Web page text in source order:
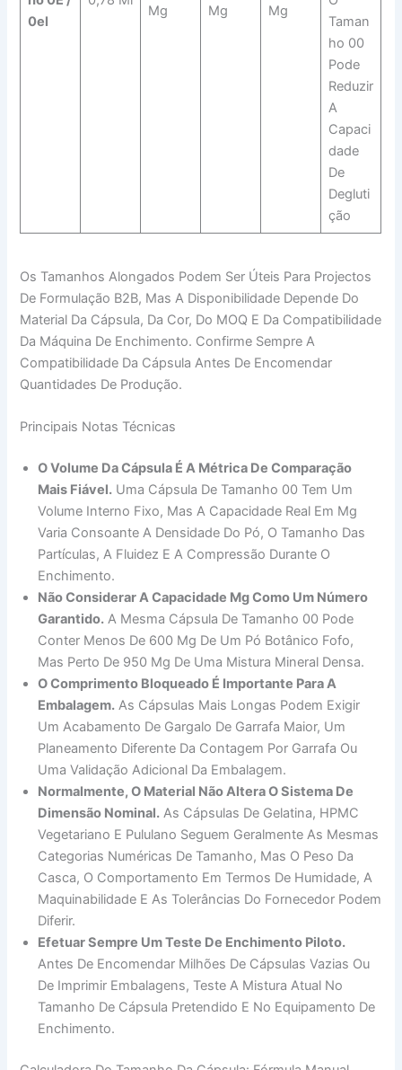
0el
Mg
Mg
Mg
Taman
Ho 00
Pode
Reduzir
A
Capaci
Dade
De
Degluti
Ção
Os Tamanhos Alongados Podem Ser Úteis Para Projectos
De Formulação B2B, Mas A Disponibilidade Depende Do
Material Da Cápsula, Da Cor, Do MOQ E Da Compatibilidade
Da Máquina De Enchimento. Confirme Sempre A
Compatibilidade Da Cápsula Antes De Encomendar
Quantidades De Produção.
Principais Notas Técnicas
O Volume Da Cápsula É A Métrica De Comparação
Mais Fiável. Uma Cápsula De Tamanho 00 Tem Um
Volume Interno Fixo, Mas A Capacidade Real Em Mg
Varia Consoante A Densidade Do Pó, O Tamanho Das
Partículas, A Fluidez E A Compressão Durante O
Enchimento.
Não Considerar A Capacidade Mg Como Um Número
Garantido. A Mesma Cápsula De Tamanho 00 Pode
Conter Menos De 600 Mg De Um Pó Botânico Fofo,
Mas Perto De 950 Mg De Uma Mistura Mineral Densa.
O Comprimento Bloqueado É Importante Para A
Embalagem. As Cápsulas Mais Longas Podem Exigir
Um Acabamento De Gargalo De Garrafa Maior, Um
Planeamento Diferente Da Contagem Por Garrafa Ou
Uma Validação Adicional Da Embalagem.
Normalmente, O Material Não Altera O Sistema De
Dimensão Nominal. As Cápsulas De Gelatina, HPMC
Vegetariano E Pululano Seguem Geralmente As Mesmas
Categorias Numéricas De Tamanho, Mas O Peso Da
Casca, O Comportamento Em Termos De Humidade, A
Maquinabilidade E As Tolerâncias Do Fornecedor Podem
Diferir.
Efetuar Sempre Um Teste De Enchimento Piloto.
Antes De Encomendar Milhões De Cápsulas Vazias Ou
De Imprimir Embalagens, Teste A Mistura Atual No
Tamanho De Cápsula Pretendido E No Equipamento De
Enchimento.